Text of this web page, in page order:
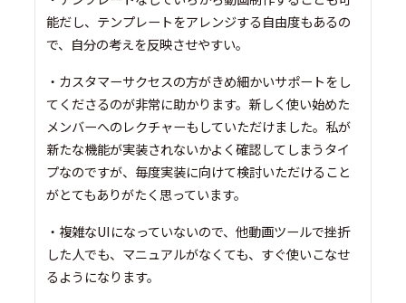
能だし、テンプレートをアレンジする自由度もあるの
で、自分の考えを反映させやすい。
・カスタマーサクセスの方がきめ細かいサポートをし
てくださるのが非常に助かります。新しく使い始めた
メンバーへのレクチャーもしていただけました。私が
新たな機能が実装されないかよく確認してしまうタイ
プなのですが、毎度実装に向けて検討いただけること
がとてもありがたく思っています。
・複雑なUIになっていないので、他動画ツールで挫折
した人でも、マニュアルがなくても、すぐ使いこなせ
るようになります。